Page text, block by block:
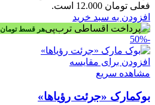
فعلی تومان 12.000 است.
افزودن به سبد خرید
هر قسطتومان
-50%
افزودن برای مقایسه
مشاهده سریع
بوکمارک «جرئت رؤیاها»